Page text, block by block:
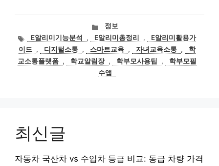
카
테
고
리
정보
태
그
E알리미기능분석 , E알리미총정리 ,
E알리미활용가
이드 , 디지털소통 , 스마트교육 , 자녀교육소통 ,
학
교소통플랫폼 , 학교알림장 , 학부모사용팁 ,
학부모필
수앱
최신글
자동차 국산차 vs 수입차 등급 비교: 동급 차량 가격